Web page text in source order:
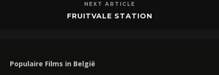
NEXT ARTICLE
FRUITVALE STATION
Populaire Films in België